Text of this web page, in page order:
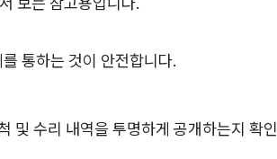
통하는 것이 안전합니다.
및 수리 내역을 투명하게 공개하는지 확인